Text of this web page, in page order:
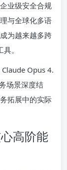
业级安全合规
与全球化多语
为越来越多跨
。
Opus 4.
场景深度结
拓展中的实际
高阶能